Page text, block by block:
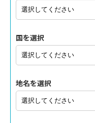
国を選択
地名を選択